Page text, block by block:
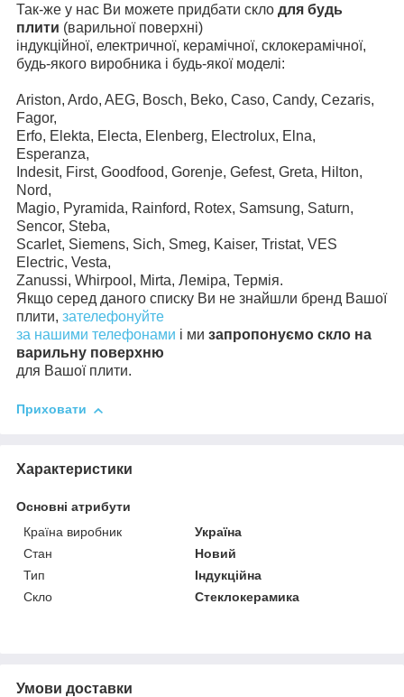
Так-же у нас Ви можете придбати скло для будь
плити (варильної поверхні)
індукційної, електричної, керамічної, склокерамічної,
будь-якого виробника і будь-якої моделі:
Ariston, Ardo, AEG, Bosch, Beko, Caso, Candy, Cezaris,
Fagor,
Erfo, Elekta, Electa, Elenberg, Electrolux, Elna,
Esperanza,
Indesit, First, Goodfood, Gorenje, Gefest, Greta, Hilton,
Nord,
Magio, Pyramida, Rainford, Rotex, Samsung, Saturn,
Sencor, Steba,
Scarlet, Siemens, Sich, Smeg, Kaiser, Tristat, VES
Electric, Vesta,
Zanussi, Whirpool, Mirta, Леміра, Термія.
Якщо серед даного списку Ви не знайшли бренд Вашої
плити, зателефонуйте
за нашими телефонами і ми запропонуємо скло на
варильну поверхню
для Вашої плити.
Приховати
Характеристики
Основні атрибути
Країна виробник
Україна
Стан
Новий
Тип
Індукційна
Скло
Стеклокерамика
Умови доставки